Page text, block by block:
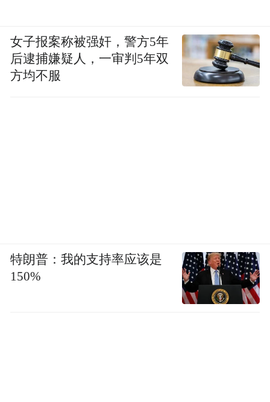
女子报案称被强奸，警方5年
后逮捕嫌疑人，一审判5年双
方均不服
特朗普：我的支持率应该是
150%